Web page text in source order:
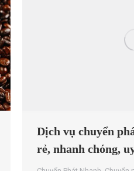
Dịch vụ chuyển
rẻ, nhanh chóng,